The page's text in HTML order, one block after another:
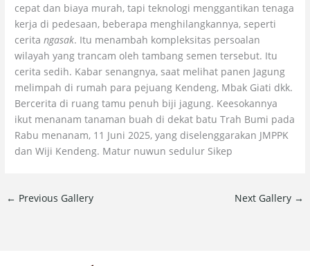
cepat dan biaya murah, tapi teknologi menggantikan tenaga
kerja di pedesaan, beberapa menghilangkannya, seperti
ceritangasak. Itu menambah kompleksitas persoalan
wilayah yang trancam oleh tambang semen tersebut. Itu
cerita sedih. Kabar senangnya, saat melihat panen Jagung
melimpah di rumah para pejuang Kendeng, Mbak Giati dkk.
Bercerita di ruang tamu penuh biji jagung. Keesokannya
ikut menanam tanaman buah di dekat batu Trah Bumi pada
Rabu menanam, 11 Juni 2025, yang diselenggarakan JMPPK
dan Wiji Kendeng. Matur nuwun sedulur Sikep
← Previous Gallery Next Gallery →